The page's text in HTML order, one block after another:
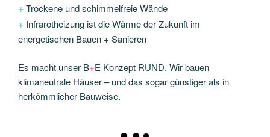
+Trockene und schimmelfreie Wände
+ Infrarotheizung ist die Wärme der Zukunft im
energetischen Bauen + Sanieren
Es macht unser B+E Konzept RUND. Wir bauen
klimaneutrale Häuser – und das sogar günstiger als in
herkömmlicher Bauweise.